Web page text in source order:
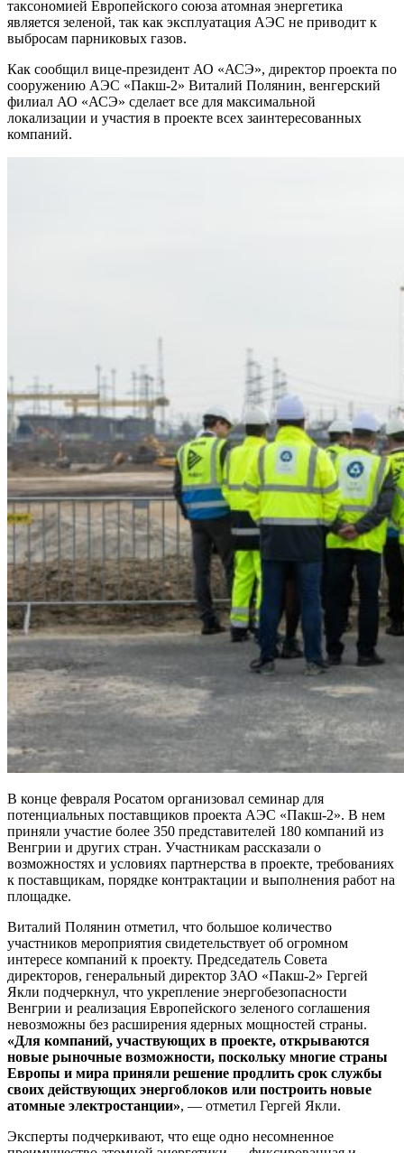
таксономией Европейского союза атомная энергетика
является зеленой, так как эксплуатация АЭС не приводит к
выбросам парниковых газов.
Как сообщил вице-президент АО «АСЭ», директор проекта по
сооружению АЭС «Пакш-2» Виталий Полянин, венгерский
филиал АО «АСЭ» сделает все для максимальной
локализации и участия в проекте всех заинтересованных
компаний.
В конце февраля Росатом организовал семинар для
потенциальных поставщиков проекта АЭС «Пакш-2». В нем
приняли участие более 350 представителей 180 компаний из
Венгрии и других стран. Участникам рассказали о
возможностях и условиях партнерства в проекте, требованиях
к поставщикам, порядке контрактации и выполнения работ на
площадке.
Виталий Полянин отметил, что большое количество
участников мероприятия свидетельствует об огромном
интересе компаний к проекту. Председатель Совета
директоров, генеральный директор ЗАО «Пакш-2» Гергей
Якли подчеркнул, что укрепление энергобезопасности
Венгрии и реализация Европейского зеленого соглашения
невозможны без расширения ядерных мощностей страны.
«Для компаний, участвующих в проекте, открываются
новые рыночные возможности, поскольку многие страны
Европы и мира приняли решение продлить срок службы
своих действующих энергоблоков или построить новые
атомные электростанции», — отметил Гергей Якли.
Эксперты подчеркивают, что еще одно несомненное